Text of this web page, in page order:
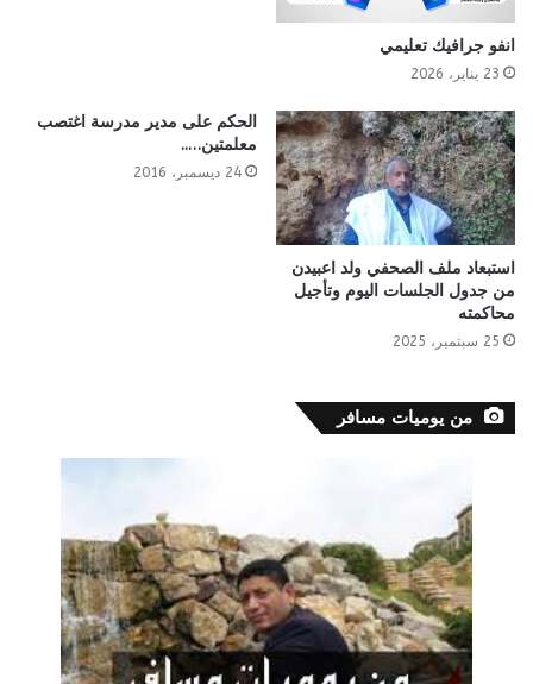
انفو جرافيك تعليمي
23 يناير، 2026
استبعاد ملف الصحفي ولد اعبيدن
من جدول الجلسات اليوم وتأجيل
محاكمته
25 سبتمبر، 2025
الحكم على مدير مدرسة اغتصب
معلمتين…..
24 ديسمبر، 2016
من يوميات مسافر